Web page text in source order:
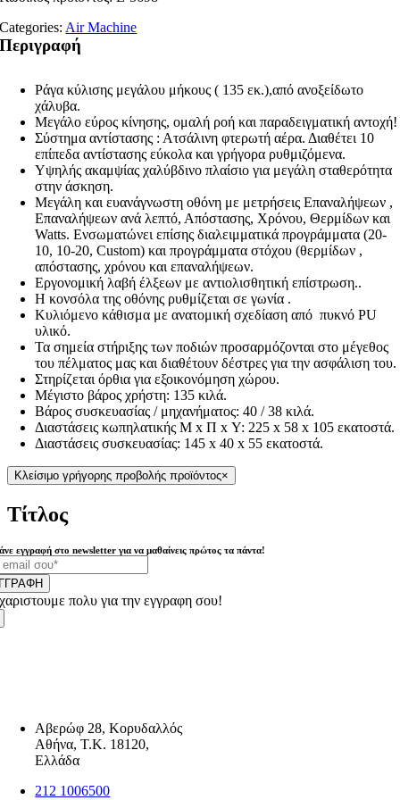
Categories:Air Machine
Περιγραφή
Ράγα κύλισης μεγάλου μήκους ( 135 εκ.),από ανοξείδωτο
χάλυβα.
Μεγάλο εύρος κίνησης, ομαλή ροή και παραδειγματική αντοχή!
Σύστημα αντίστασης : Ατσάλινη φτερωτή αέρα. Διαθέτει 10
επίπεδα αντίστασης εύκολα και γρήγορα ρυθμιζόμενα.
Υψηλής ακαμψίας χαλύβδινο πλαίσιο για μεγάλη σταθερότητα
στην άσκηση.
Μεγάλη και ευανάγνωστη οθόνη με μετρήσεις Επαναλήψεων ,
Επαναλήψεων ανά λεπτό, Απόστασης, Χρόνου, Θερμίδων και
Watts. Ενσωματώνει επίσης διαλειμματικά προγράμματα (20-
10, 10-20, Custom) και προγράμματα στόχου (θερμίδων ,
απόστασης, χρόνου και επαναλήψεων.
Εργονομική λαβή έλξεων με αντιολισθητική επίστρωση..
Η κονσόλα της οθόνης ρυθμίζεται σε γωνία .
Κυλιόμενο κάθισμα με ανατομική σχεδίαση από πυκνό PU
υλικό.
Τα σημεία στήριξης των ποδιών προσαρμόζονται στο μέγεθος
του πέλματος μας και διαθέτουν δέστρες για την ασφάλιση του.
Στηρίζεται όρθια για εξοικονόμηση χώρου.
Μέγιστο βάρος χρήστη: 135 κιλά.
Βάρος συσκευασίας / μηχανήματος: 40 / 38 κιλά.
Διαστάσεις κωπηλατικής Μ x Π x Υ: 225 x 58 x 105 εκατοστά.
Διαστάσεις συσκευασίας: 145 x 40 x 55 εκατοστά.
Κλείσιμο γρήγορης προβολής προϊόντος×
Τίτλος
εγγραφή στο newsletter για να μαθαίνεις πρώτος τα πάντα!
πολυ για την εγγραφη σου!
Αβερώφ 28, Κορυδαλλός
Αθήνα, Τ.Κ. 18120,
Ελλάδα
212 1006500